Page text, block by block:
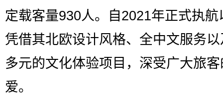
定载客量930人。自2021年正式执航
凭借其北欧设计风格、全中文服务
多元的文化体验项目，深受广大旅
爱。